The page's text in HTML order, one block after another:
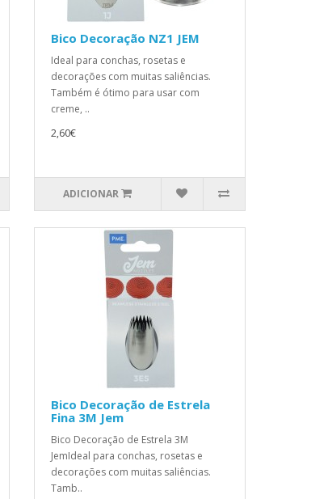
Bico Decoração NZ1 JEM
Ideal para conchas, rosetas e
decorações com muitas saliências.
Também é ótimo para usar com
creme, ..
2,60€
ADICIONAR
Bico Decoração de Estrela
Fina 3M Jem
Bico Decoração de Estrela 3M
JemIdeal para conchas, rosetas e
decorações com muitas saliências.
Tamb..